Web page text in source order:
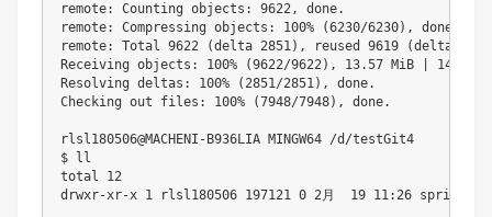
remote: Counting objects: 9622, done.
remote: Compressing objects: 100% (6230/6230), done.
remote: Total 9622 (delta 2851), reused 9619 (delta
Receiving objects: 100% (9622/9622), 13.57 MiB | 14.34
Resolving deltas: 100% (2851/2851), done.
Checking out files: 100% (7948/7948), done.
rlsl180506@MACHENI-B936LIA MINGW64 /d/testGit4
$ ll
total 12
drwxr-xr-x 1 rlsl180506 197121 0 2月  19 11:26